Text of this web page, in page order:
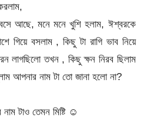
বসে আছে, মনে মনে খুশি হলাম, ঈশ্বরকে
গিয়ে বসলাম , কিছু টা রাগি ভাব নিয়ে
লাগছিলো তখন , কিছু ক্ষন নিরব ছিলাম
আপনার নাম টা তো জানা হলো না?
টাও তেমন মিষ্টি ☺